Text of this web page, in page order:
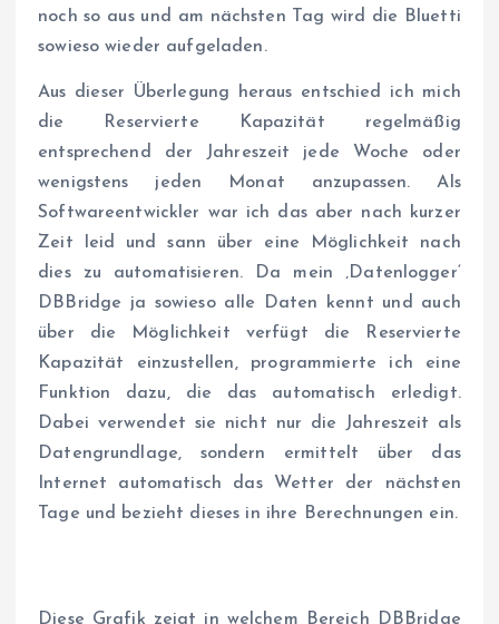
noch so aus und am nächsten Tag wird die Bluetti
sowieso wieder aufgeladen.
Aus dieser Überlegung heraus entschied ich mich
die Reservierte Kapazität regelmäßig
entsprechend der Jahreszeit jede Woche oder
wenigstens jeden Monat anzupassen. Als
Softwareentwickler war ich das aber nach kurzer
Zeit leid und sann über eine Möglichkeit nach
dies zu automatisieren. Da mein ‚Datenlogger‘
DBBridge ja sowieso alle Daten kennt und auch
über die Möglichkeit verfügt die Reservierte
Kapazität einzustellen, programmierte ich eine
Funktion dazu, die das automatisch erledigt.
Dabei verwendet sie nicht nur die Jahreszeit als
Datengrundlage, sondern ermittelt über das
Internet automatisch das Wetter der nächsten
Tage und bezieht dieses in ihre Berechnungen ein.
Diese Grafik zeigt in welchem Bereich DBBridge